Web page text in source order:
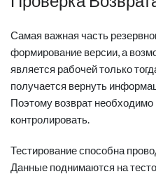
Самая важная часть
формирование версии, а
является рабочей только
получается вернуть
Поэтому возврат необходимо
контролировать.
Тестирование способна
Данные поднимаются на